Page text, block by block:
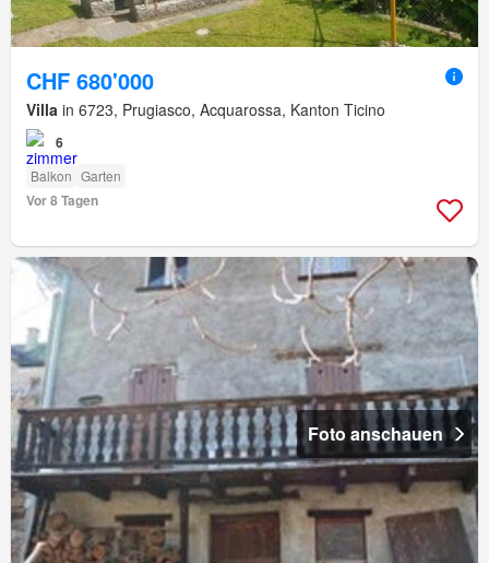
CHF 680'000
Villa in 6723, Prugiasco, Acquarossa, Kanton Ticino
6
Balkon Garten
Vor 8 Tagen
Foto anschauen